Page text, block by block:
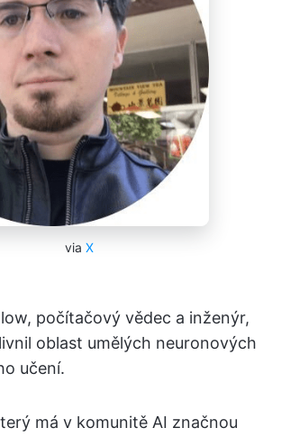
via X
počítačový vědec a inženýr,
oblast umělých neuronových
učení.
má v komunitě AI značnou